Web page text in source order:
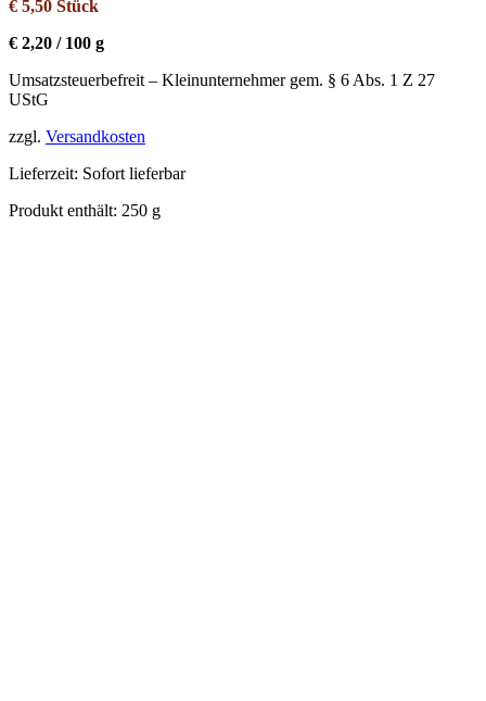
€ 5,50 Stück
€ 2,20 / 100 g
Umsatzsteuerbefreit – Kleinunternehmer gem. § 6 Abs. 1 Z 27
UStG
zzgl. Versandkosten
Lieferzeit: Sofort lieferbar
Produkt enthält: 250 g